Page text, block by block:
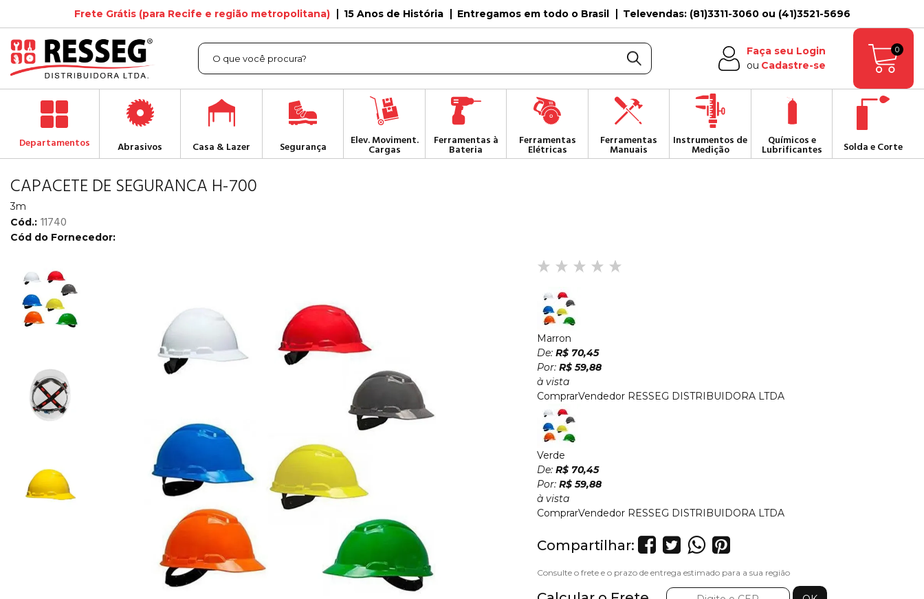
Frete Grátis (para Recife e região metropolitana) 15 Anos de História Entregamos em todo o Brasil Televendas: (81)3311-3060 ou (41)3521-5696
Faça seu Login
ou Cadastre-se
0
Departamentos Abrasivos Casa & Lazer Segurança
Elev. Moviment.
Cargas
Ferramentas à
Bateria
Ferramentas
Elétricas
Ferramentas
Manuais
Instrumentos de
Medição
Químicos e
Lubrificantes Solda e Corte
CAPACETE DE SEGURANCA H-700
3m
Cód.: 11740
Cód do Fornecedor:
Marron
De: R$ 70,45
Por: R$ 59,88
à vista
ComprarVendedor RESSEG DISTRIBUIDORA LTDA
Verde
De: R$ 70,45
Por: R$ 59,88
à vista
ComprarVendedor RESSEG DISTRIBUIDORA LTDA
Compartilhar: